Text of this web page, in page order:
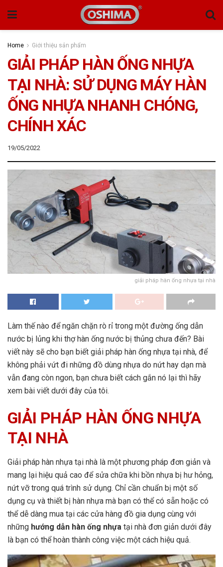
Home Giới thiệu sản phẩm
GIẢI PHÁP HÀN ỐNG NHỰA
TẠI NHÀ: SỬ DỤNG MÁY HÀN
ỐNG NHỰA NHANH CHÓNG,
CHÍNH XÁC
19/05/2022
giải pháp hàn ống nhựa tại nhà
Làm thế nào để ngăn chặn rò rỉ trong một đường ống dẫn
nước bị lủng khi thợ hàn ống nước bị thủng chưa đến? Bài
viết này sẽ cho bạn biết giải pháp hàn ống nhựa tại nhà, để
không phải vứt đi những đồ dùng nhựa do nứt hay dạn mà
vẫn đang còn ngon, bạn chưa biết cách gắn nó lại thì hãy
xem bài viết dưới đây của tôi.
GIẢI PHÁP HÀN ỐNG NHỰA
TẠI NHÀ
Giải pháp hàn nhựa tại nhà là một phương pháp đơn giản và
mang lại hiệu quả cao để sửa chữa khi bồn nhựa bị hư hỏng,
nứt vỡ trong quá trình sử dụng. Chỉ cần chuẩn bị một số
dụng cụ và thiết bị hàn nhựa mà bạn có thể có sẵn hoặc có
thể dễ dàng mua tại các cửa hàng đồ gia dụng cùng với
những hướng dẫn hàn ống nhựa tại nhà đơn giản dưới đây
là bạn có thể hoàn thành công việc một cách hiệu quả.